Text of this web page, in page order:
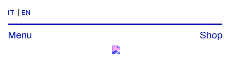
IT EN
Menu Shop
MANIFESTO